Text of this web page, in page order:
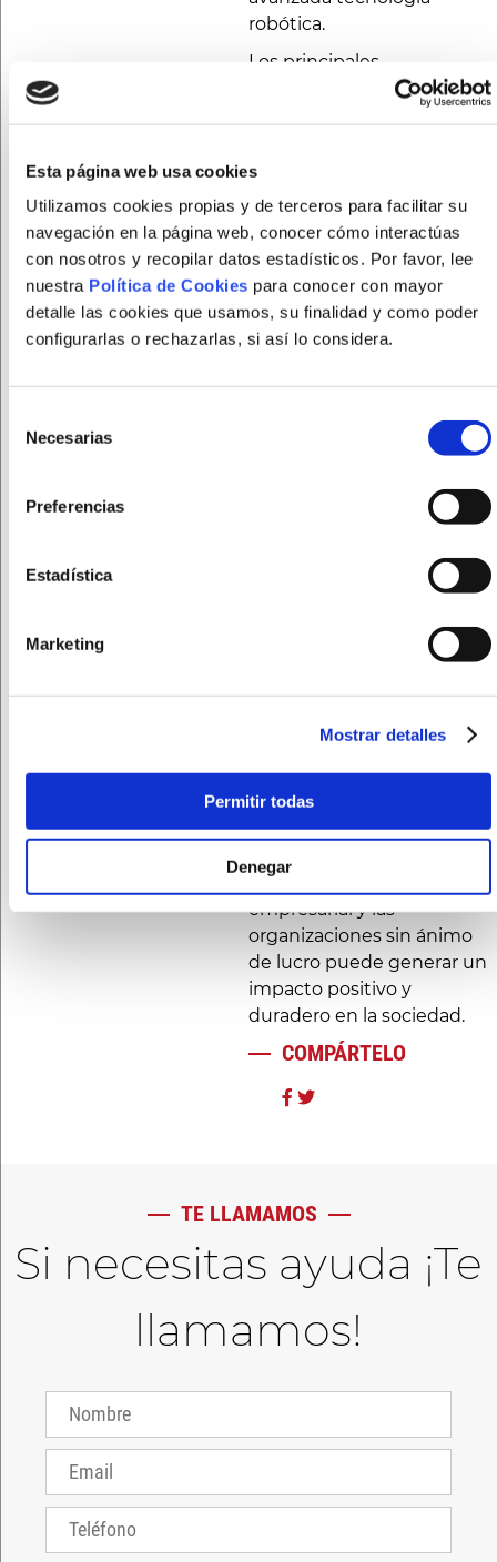
Esta página web usa cookies
Utilizamos cookies propias y de terceros para facilitar su
navegación en la página web, conocer cómo interactúas
con nosotros y recopilar datos estadísticos. Por favor, lee
nuestra Política de Cookies para conocer con mayor
detalle las cookies que usamos, su finalidad y como poder
configurarlas o rechazarlas, si así lo considera.
Necesarias
Preferencias
Estadística
Marketing
Mostrar detalles
Permitir todas
Denegar
robótica.
Los principales
beneficiarios de este
exoesqueleto serán niños y
necesidades de apoyo,
quienes verán mejorado su
nivel de autonomía y
bienestar. Este avance no
solo representa un paso
significativo en la atención
y rehabilitación de estos
posiciona a la provincia de
tecnología en Andalucía.
Fundación Fepamic:
compromiso y avance
La Fundación Fepamic, a
comprometidas, continúa
dedicación a la mejora de la
calidad de vida de las
personas con discapacidad.
La adquisición de este
exoesqueleto infantil
terapéutico es un ejemplo
colaboración entre el sector
empresarial y las
organizaciones sin ánimo
de lucro puede generar un
impacto positivo y
duradero en la sociedad.
COMPÁRTELO
TE LLAMAMOS
Si necesitas ayuda ¡Te
llamamos!